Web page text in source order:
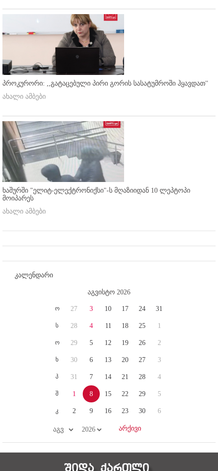
პროკურორი: ,,გატაცებული პირი გორის სასატუმროში ჰყავდათ''
ახალი ამბები
ხაშურში "ელიტ-ელექტრონიქსი"-ს მღაზიიდან 10 ლეპტოპი
მოიპარეს
ახალი ამბები
კალენდარი
აგვისტო 2026
ო
ს
ო
ხ
პ
შ
კ
27
28
29
30
31
1
2
3
4
5
6
7
8
9
10
11
12
13
14
15
16
17
18
19
20
21
22
23
24
25
26
27
28
29
30
31
1
2
3
4
5
6